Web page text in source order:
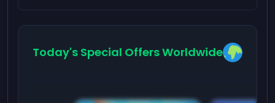
Today's Special Offers Worldwide